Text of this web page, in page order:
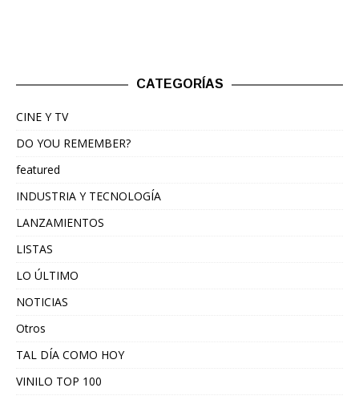
CATEGORÍAS
CINE Y TV
DO YOU REMEMBER?
featured
INDUSTRIA Y TECNOLOGÍA
LANZAMIENTOS
LISTAS
LO ÚLTIMO
NOTICIAS
Otros
TAL DÍA COMO HOY
VINILO TOP 100